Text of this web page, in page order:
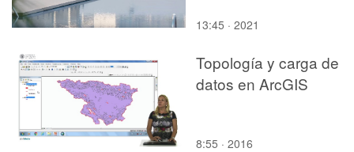
13:45 · 2021
Topología y carga de
datos en ArcGIS
8:55 · 2016